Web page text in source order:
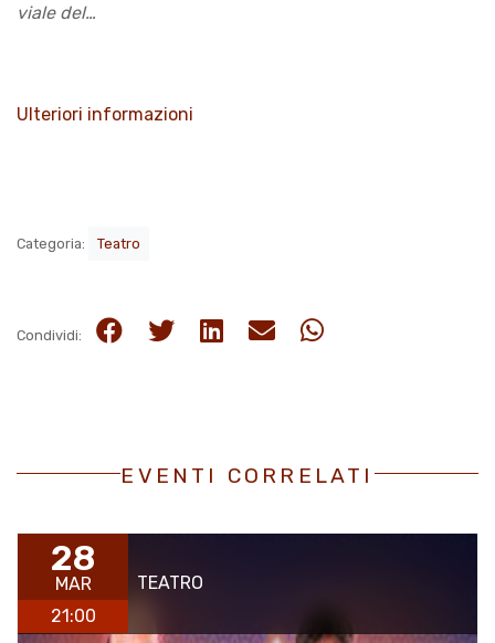
viale del…
Ulteriori informazioni
Categoria: Teatro
Condividi:
EVENTI CORRELATI
28
MAR
21:00
TEATRO